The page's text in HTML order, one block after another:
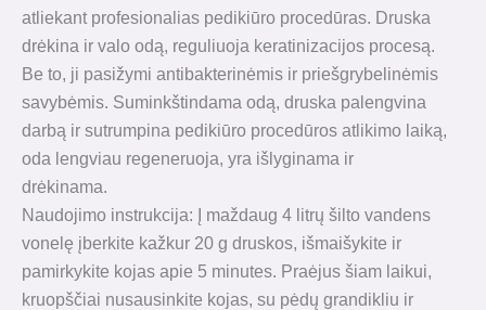
atliekant profesionalias pedikiūro procedūras. Druska
drėkina ir valo odą, reguliuoja keratinizacijos procesą.
Be to, ji pasižymi antibakterinėmis ir priešgrybelinėmis
savybėmis. Suminkštindama odą, druska palengvina
darbą ir sutrumpina pedikiūro procedūros atlikimo laiką,
oda lengviau regeneruoja, yra išlyginama ir
drėkinama.
Naudojimo instrukcija: Į maždaug 4 litrų šilto vandens
vonelę įberkite kažkur 20 g druskos, išmaišykite ir
pamirkykite kojas apie 5 minutes. Praėjus šiam laikui,
kruopščiai nusausinkite kojas, su pėdų grandikliu ir